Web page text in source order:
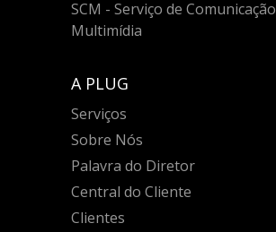
SCM - Serviço de Comunicação
Multimídia
A PLUG
Serviços
Sobre Nós
Palavra do Diretor
Central do Cliente
Clientes